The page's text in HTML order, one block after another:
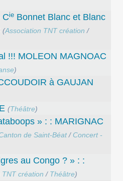
Cie Bonnet Blanc et Blanc
(Association TNT création /
!!! MOLEON MAGNOAC
)
à GAUJAN
(Théâtre)
» : : MARIGNAC
de Saint-Béat/ Concert -
au Congo ? » : :
TNT création / Théâtre)